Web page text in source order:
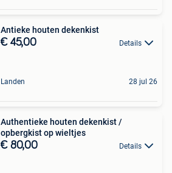
Antieke houten dekenkist
€ 45,00 Details
Landen 28 jul 26
Authentieke houten dekenkist /
opbergkist op wieltjes
€ 80,00 Details